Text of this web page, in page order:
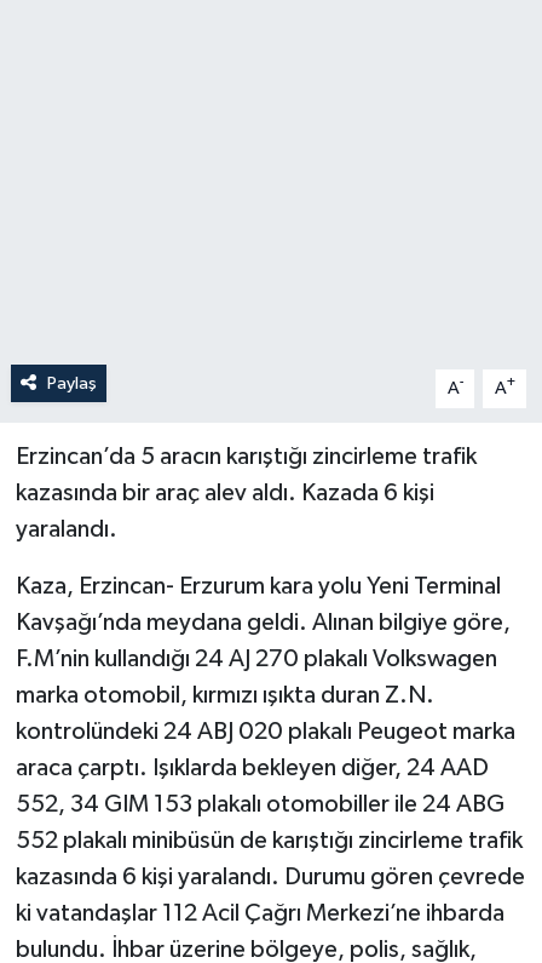
Paylaş A- A+
Erzincan’da 5 aracın karıştığı zincirleme trafik
kazasında bir araç alev aldı. Kazada 6 kişi
yaralandı.
Kaza, Erzincan- Erzurum kara yolu Yeni Terminal
Kavşağı’nda meydana geldi. Alınan bilgiye göre,
F.M’nin kullandığı 24 AJ 270 plakalı Volkswagen
marka otomobil, kırmızı ışıkta duran Z.N.
kontrolündeki 24 ABJ 020 plakalı Peugeot marka
araca çarptı. Işıklarda bekleyen diğer, 24 AAD
552, 34 GIM 153 plakalı otomobiller ile 24 ABG
552 plakalı minibüsün de karıştığı zincirleme trafik
kazasında 6 kişi yaralandı. Durumu gören çevrede
ki vatandaşlar 112 Acil Çağrı Merkezi’ne ihbarda
bulundu. İhbar üzerine bölgeye, polis, sağlık,